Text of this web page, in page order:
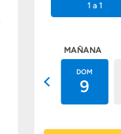
1 a 1
MAÑANA
DOM
9